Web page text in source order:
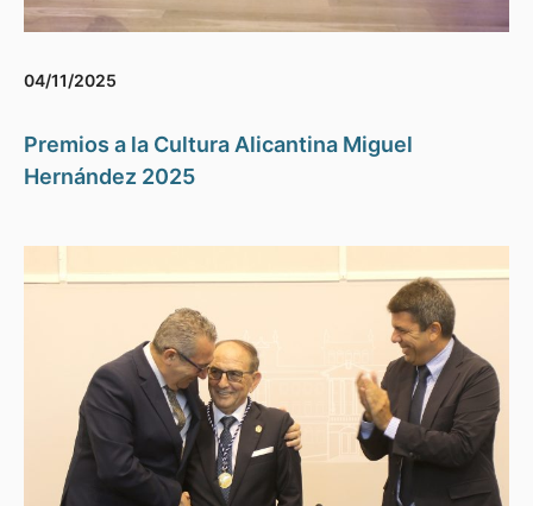
04/11/2025
Premios a la Cultura Alicantina Miguel
Hernández 2025